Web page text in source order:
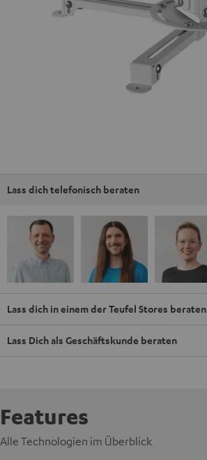
Lass dich telefonisch beraten
Lass dich in einem der Teufel Stores beraten
Lass Dich als Geschäftskunde beraten
Features
Alle Technologien im Überblick